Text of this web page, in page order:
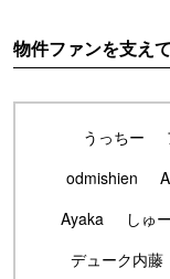
物件ファンを支え
うっちー
odmishien
Ayaka
しゅー
デューク内藤